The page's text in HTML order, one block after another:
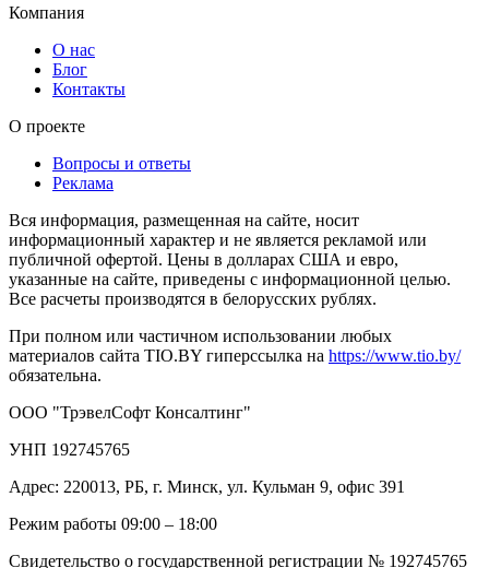
Компания
О нас
Блог
Контакты
О проекте
Вопросы и ответы
Реклама
Вся информация, размещенная на сайте, носит
информационный характер и не является рекламой или
публичной офертой. Цены в долларах США и евро,
указанные на сайте, приведены с информационной целью.
Все расчеты производятся в белорусских рублях.
При полном или частичном использовании любых
материалов сайта TIO.BY гиперссылка на https://www.tio.by/
обязательна.
ООО "ТрэвелСофт Консалтинг"
УНП 192745765
Адрес: 220013, РБ, г. Минск, ул. Кульман 9, офис 391
Режим работы 09:00 – 18:00
Свидетельство о государственной регистрации № 192745765